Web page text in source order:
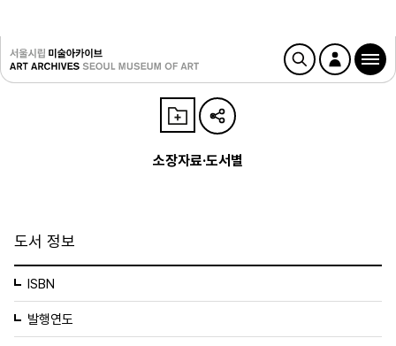
소장자료·도서별
도서 정보
ISBN
발행연도